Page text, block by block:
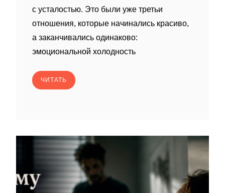
с усталостью. Это были уже третьи
отношения, которые начинались красиво,
а заканчивались одинаково:
эмоциональной холодность
ЧИТАТЬ